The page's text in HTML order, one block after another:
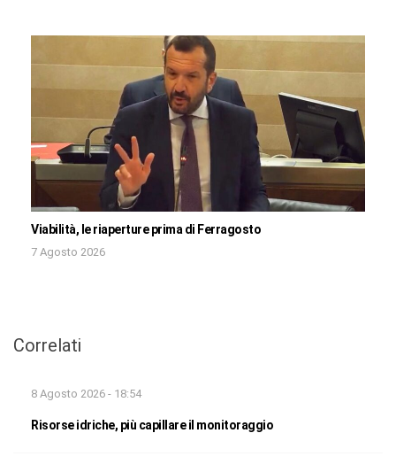
Viabilità, le riaperture prima di Ferragosto
7 Agosto 2026
Correlati
8 Agosto 2026 - 18:54
Risorse idriche, più capillare il monitoraggio